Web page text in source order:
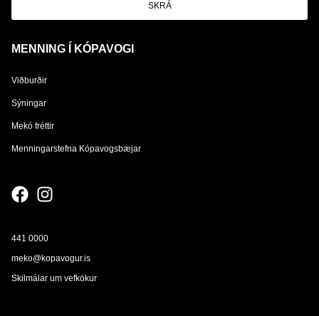
SKRÁ
MENNING Í KÓPAVOGI
Viðburðir
Sýningar
Mekó fréttir
Menningarstefna Kópavogsbæjar
441 0000
meko@kopavogur.is
Skilmálar um vefkökur